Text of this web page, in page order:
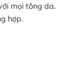
mọi tông da.
hợp.